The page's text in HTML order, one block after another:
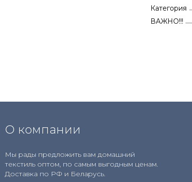
Категория
ВАЖНО!!!
О компании
Мы рады предложить вам домашний
текстиль оптом, по самым выгодным ценам.
Доставка по РФ и Беларусь.